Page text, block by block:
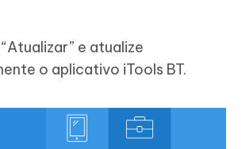
e atualize
o aplicativo iTools BT.